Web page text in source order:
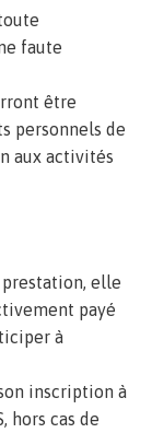
faute
être
personnels de
aux activités
prestation, elle
payé
à
inscription à
hors cas de